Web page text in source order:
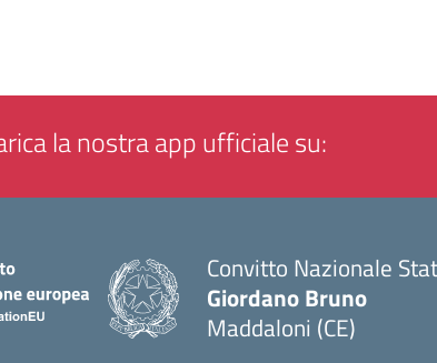
la nostra app ufficiale su:
Convitto Nazionale
Giordano Bruno
Maddaloni (CE)